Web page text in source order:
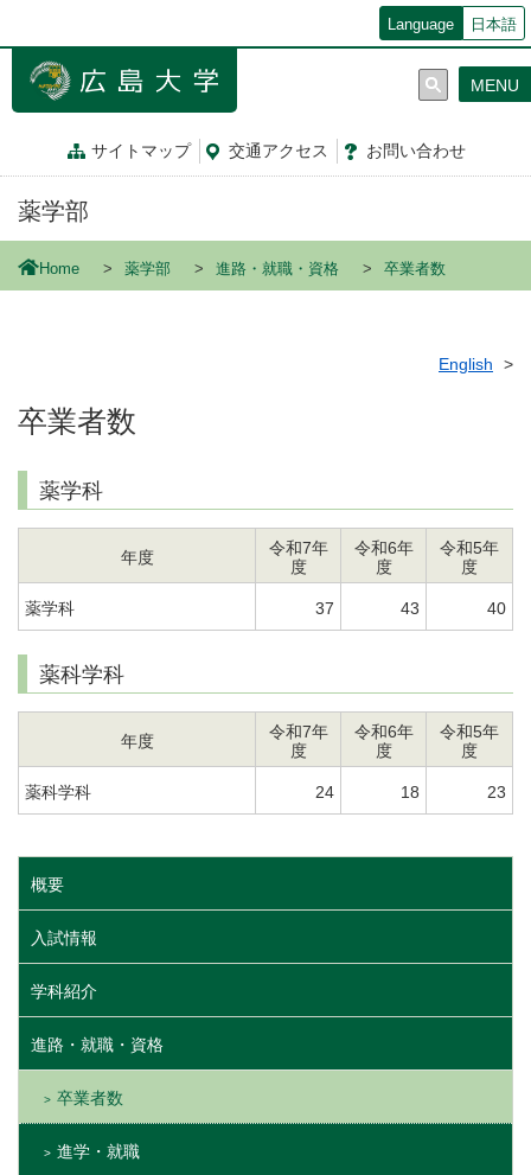
ン
Language 日本語
サイトマップ 交通アクセス お問い合わせ
MENU
薬学部
Home 薬学部 進路・就職・資格 卒業者数
English
卒業者数
薬学科
年度
令和7年
度
令和6年
度
令和5年
度
薬学科 37 43 40
薬科学科
年度
令和7年
度
令和6年
度
令和5年
度
薬科学科 24 18 23
概要
入試情報
学科紹介
進路・就職・資格
卒業者数
進学・就職